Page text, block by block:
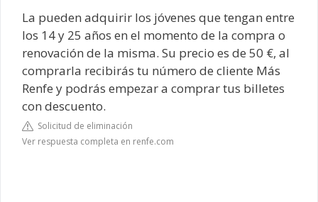
La pueden adquirir los jóvenes que tengan entre
los 14 y 25 años en el momento de la compra o
renovación de la misma. Su precio es de 50 €, al
comprarla recibirás tu número de cliente Más
Renfe y podrás empezar a comprar tus billetes
con descuento.
Solicitud de eliminación
Ver respuesta completa en renfe.com